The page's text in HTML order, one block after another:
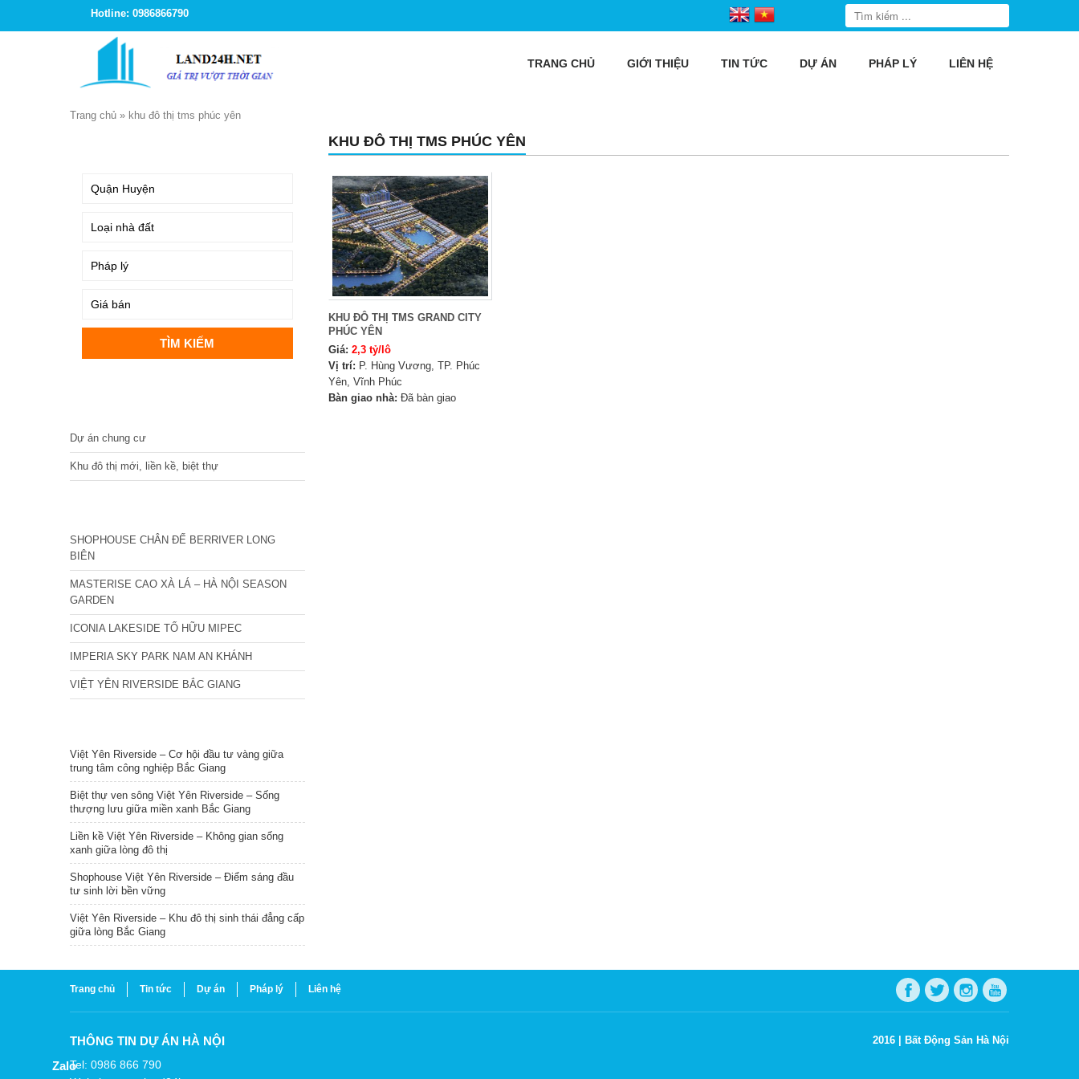
Hotline: 0986866790
TRANG CHỦ GIỚI THIỆU TIN TỨC DỰ ÁN PHÁP LÝ LIÊN HỆ
Trang chủ » khu đô thị tms phúc yên
KHU ĐÔ THỊ TMS PHÚC YÊN
KHU ĐÔ THỊ TMS GRAND CITY
PHÚC YÊN
Giá: 2,3 tỷ/lô
Vị trí: P. Hùng Vương, TP. Phúc
Yên, Vĩnh Phúc
Bàn giao nhà: Đã bàn giao
Dự án chung cư
Khu đô thị mới, liền kề, biệt thự
SHOPHOUSE CHÂN ĐẾ BERRIVER LONG
BIÊN
MASTERISE CAO XÀ LÁ – HÀ NỘI SEASON
GARDEN
ICONIA LAKESIDE TỐ HỮU MIPEC
IMPERIA SKY PARK NAM AN KHÁNH
VIỆT YÊN RIVERSIDE BẮC GIANG
Việt Yên Riverside – Cơ hội đầu tư vàng giữa
trung tâm công nghiệp Bắc Giang
Biệt thự ven sông Việt Yên Riverside – Sống
thượng lưu giữa miền xanh Bắc Giang
Liền kề Việt Yên Riverside – Không gian sống
xanh giữa lòng đô thị
Shophouse Việt Yên Riverside – Điểm sáng đầu
tư sinh lời bền vững
Việt Yên Riverside – Khu đô thị sinh thái đẳng cấp
giữa lòng Bắc Giang
Trang chủ Tin tức Dự án Pháp lý Liên hệ
THÔNG TIN DỰ ÁN HÀ NỘI
Tel: 0986 866 790
2016 | Bất Động Sản Hà Nội
Zalo